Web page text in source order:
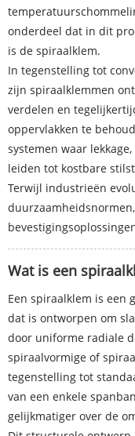
onderdeel dat in dit
is de spiraalklem.
In tegenstelling tot
zijn spiraalklemmen
verdelen en
oppervlakken te
systemen waar
leiden tot kostbare
Terwijl industrieën
Wat is een
Een spiraalklem is een
dat is ontworpen om
door uniforme radiale
spiraalvormige of
tegenstelling tot
van een enkele
gelijkmatiger over de